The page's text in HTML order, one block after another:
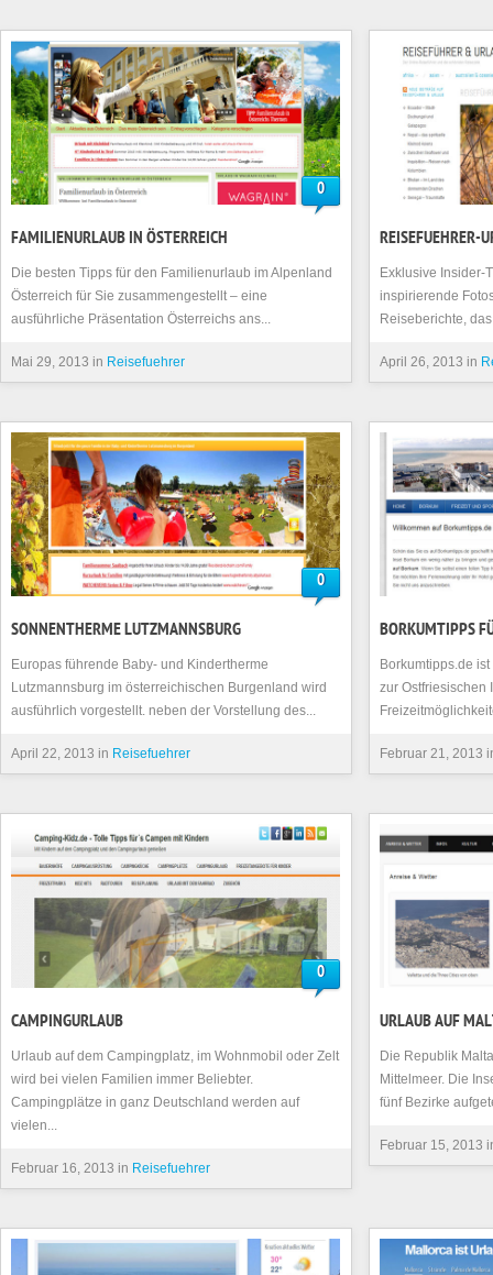
0
FAMILIENURLAUB IN ÖSTERREICH
Die besten Tipps für den Familienurlaub im Alpenland
Österreich für Sie zusammengestellt – eine
ausführliche Präsentation Österreichs ans...
Mai 29, 2013 in Reisefuehrer
REISEFUEHRER-
Exklusive Insider-
inspirierende
Reiseberichte,
April 26, 2013 in
0
SONNENTHERME LUTZMANNSBURG
Europas führende Baby- und Kindertherme
Lutzmannsburg im österreichischen Burgenland wird
ausführlich vorgestellt. neben der Vorstellung des...
April 22, 2013 in Reisefuehrer
BORKUMTIPPS
Borkumtipps.de
zur Ostfriesischen
Februar 21, 2013
0
CAMPINGURLAUB
Urlaub auf dem Campingplatz, im Wohnmobil oder Zelt
wird bei vielen Familien immer Beliebter.
Campingplätze in ganz Deutschland werden auf
vielen...
Februar 16, 2013 in Reisefuehrer
URLAUB AUF
Die Republik
Mittelmeer. Die
fünf Bezirke
Februar 15, 2013